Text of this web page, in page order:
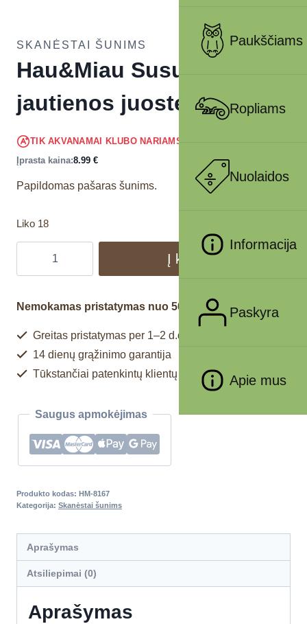
Paukščiams
Ropliams
Nuolaidos
Informacija
Paskyra
Apie mus
SKANĖSTAI ŠUNIMS
Hau&Miau Susuktos
jautienos juostelės 500g
TIK AKVANAMAI KLUBO NARIAMS
Įprasta kaina:8.99 €
Papildomas pašaras šunims.
Liko 18
Į krepšelį
Nemokamas pristatymas nuo 50€
Greitas pristatymas per 1–2 d.d.
14 dienų grąžinimo garantija
Tūkstančiai patenkintų klientų
Saugus apmokėjimas
Produkto kodas: HM-8167
Kategorija: Skanėstai šunims
Aprašymas
Atsiliepimai (0)
Aprašymas